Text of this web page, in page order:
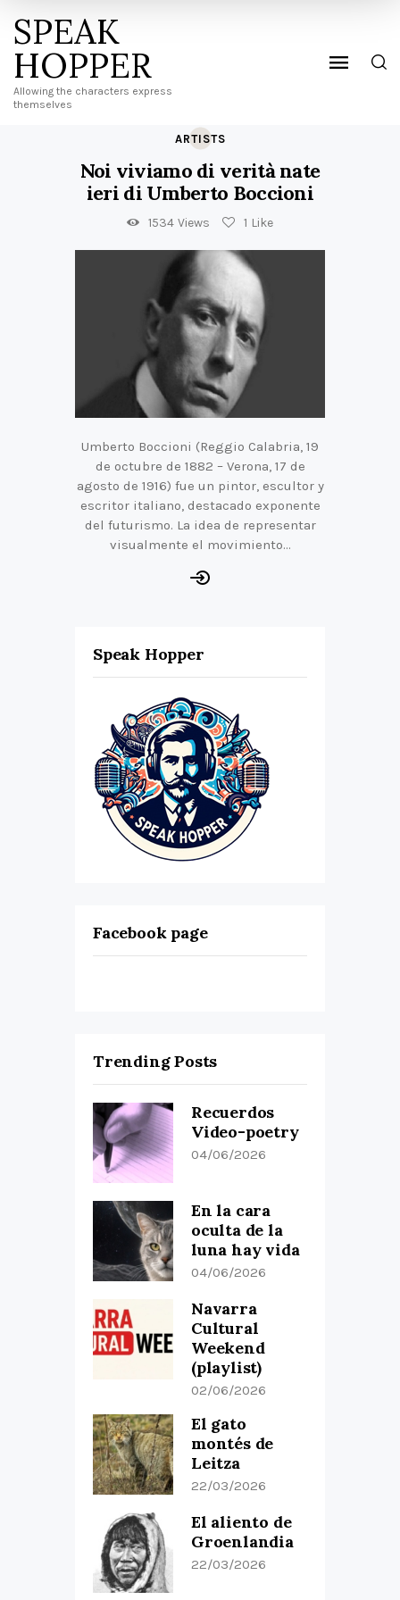
SPEAK
HOPPER
Allowing the characters express
themselves
ARTISTS
Noi viviamo di verità nate
ieri di Umberto Boccioni
1534 Views 1 Like
Umberto Boccioni (Reggio Calabria, 19
de octubre de 1882 – Verona, 17 de
agosto de 1916) fue un pintor, escultor y
escritor italiano, destacado exponente
del futurismo. La idea de representar
visualmente el movimiento…
Speak Hopper
Facebook page
Trending Posts
Recuerdos
Video-poetry
04/06/2026
En la cara
oculta de la
luna hay vida
04/06/2026
Navarra
Cultural
Weekend
(playlist)
02/06/2026
El gato
montés de
Leitza
22/03/2026
El aliento de
Groenlandia
22/03/2026